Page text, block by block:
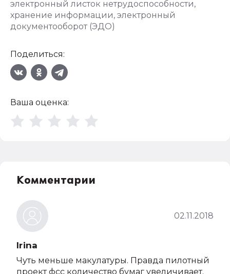
электронный листок нетрудоспособности,
хранение информации, электронный
документооборот (ЭДО)
Поделиться:
Ваша оценка:
Комментарии
Irina
02.11.2018
Чуть меньше макулатуры. Правда пилотный
проект фсс количество бумаг увеличивает.